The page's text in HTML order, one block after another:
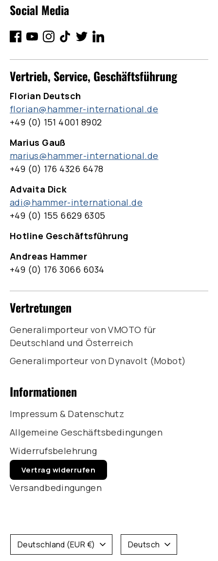
Social Media
Vertrieb, Service, Geschäftsführung
Florian Deutsch
florian@hammer-international.de
+49 (0) 151 4001 8902
Marius Gauß
marius@hammer-international.de
+49 (0) 176 4326 6478
Advaita Dick
adi@hammer-international.de
+49 (0) 155 6629 6305
Hotline Geschäftsführung
Andreas Hammer
+49 (0) 176 3066 6034
Vertretungen
Generalimporteur von VMOTO für
Deutschland und Österreich
Generalimporteur von Dynavolt (Mobot)
Informationen
Impressum & Datenschutz
Allgemeine Geschäftsbedingungen
Widerrufsbelehrung
Vertrag widerrufen
Versandbedingungen
Währung
Deutschland (EUR €) Sprache
Deutsch